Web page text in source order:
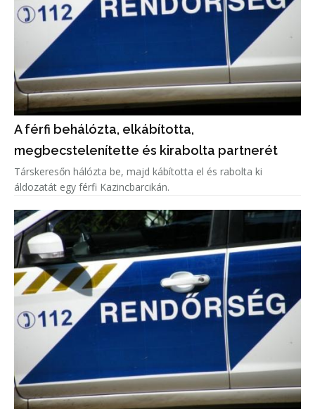
A férfi behálózta, elkábította,
megbecstelenítette és kirabolta partnerét
Társkeresőn hálózta be, majd kábította el és rabolta ki
áldozatát egy férfi Kazincbarcikán.